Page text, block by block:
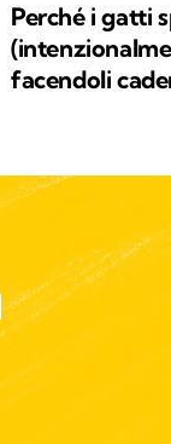
Perché i gatti
facendoli